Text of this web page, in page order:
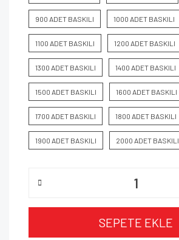
900 ADET BASKILI 1000 ADET BASKILI
1100 ADET BASKILI 1200 ADET BASKILI
1300 ADET BASKILI 1400 ADET BASKILI
1500 ADET BASKILI 1600 ADET BASKILI
1700 ADET BASKILI 1800 ADET BASKILI
1900 ADET BASKILI 2000 ADET BASKILI
SEPETE EKLE